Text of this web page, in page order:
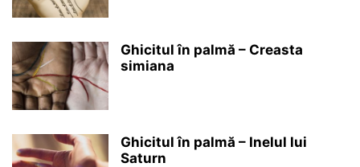
Ghicitul în palmă – Creasta
simiana
Ghicitul în palmă – Inelul lui
Saturn